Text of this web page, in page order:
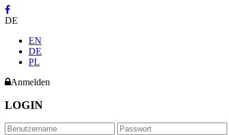
DE
EN
DE
PL
Anmelden
LOGIN